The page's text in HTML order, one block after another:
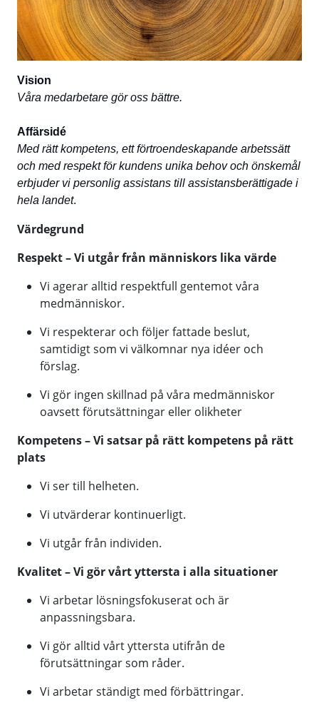
Vision
Våra medarbetare gör oss bättre.
Affärsidé
Med rätt kompetens, ett förtroendeskapande arbetssätt
och med respekt för kundens unika behov och önskemål
erbjuder vi personlig assistans till assistansberättigade i
hela landet.
Värdegrund
Respekt – Vi utgår från människors lika värde
Vi agerar alltid respektfull gentemot våra
medmänniskor.
Vi respekterar och följer fattade beslut,
samtidigt som vi välkomnar nya idéer och
förslag.
Vi gör ingen skillnad på våra medmänniskor
oavsett förutsättningar eller olikheter
Kompetens – Vi satsar på rätt kompetens på rätt
plats
Vi ser till helheten.
Vi utvärderar kontinuerligt.
Vi utgår från individen.
Kvalitet – Vi gör vårt yttersta i alla situationer
Vi arbetar lösningsfokuserat och är
anpassningsbara.
Vi gör alltid vårt yttersta utifrån de
förutsättningar som råder.
Vi arbetar ständigt med förbättringar.